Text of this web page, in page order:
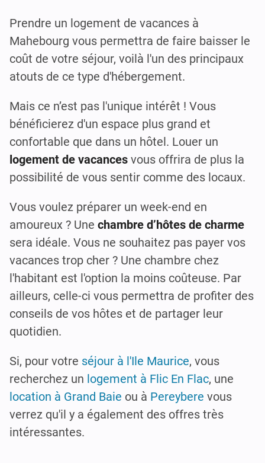
Prendre un logement de vacances à
Mahebourg vous permettra de faire baisser le
coût de votre séjour, voilà l'un des principaux
atouts de ce type d'hébergement.
Mais ce n’est pas l'unique intérêt ! Vous
bénéficierez d'un espace plus grand et
confortable que dans un hôtel. Louer un
logement de vacances vous offrira de plus la
possibilité de vous sentir comme des locaux.
Vous voulez préparer un week-end en
amoureux ? Une chambre d’hôtes de charme
sera idéale. Vous ne souhaitez pas payer vos
vacances trop cher ? Une chambre chez
l'habitant est l'option la moins coûteuse. Par
ailleurs, celle-ci vous permettra de profiter des
conseils de vos hôtes et de partager leur
quotidien.
Si, pour votre séjour à l'Ile Maurice, vous
recherchez un logement à Flic En Flac, une
location à Grand Baie ou à Pereybere vous
verrez qu'il y a également des offres très
intéressantes.